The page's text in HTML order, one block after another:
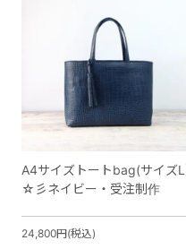
A4サイズトートbag(サイズ
☆彡ネイビー・受注制作
24,800円(税込)